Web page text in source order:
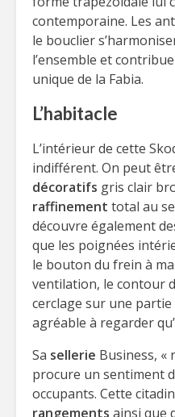
contemporaine. Les
le bouclier
l’ensemble et
unique de la Fabia.
L’habitacle
L’intérieur de cette
indifférent. On peut
décoratifs gris clair
raffinement total au
découvre également
que les poignées
le bouton du frein à
ventilation, le contour
cerclage sur une
agréable à regarder
Sa sellerie Business, «
procure un sentiment
occupants. Cette
rangements ainsi que